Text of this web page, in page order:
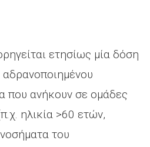
ετησίως μία δόση
που ανήκουν σε ομάδες
ηλικία >60 ετών,
του